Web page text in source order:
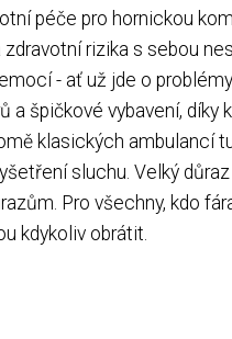
péče pro hornickou
rizika s sebou
- ať už jde o
a špičkové vybavení, díky
klasických ambulancí
sluchu. Velký
Pro všechny, kdo
kdykoliv obrátit.